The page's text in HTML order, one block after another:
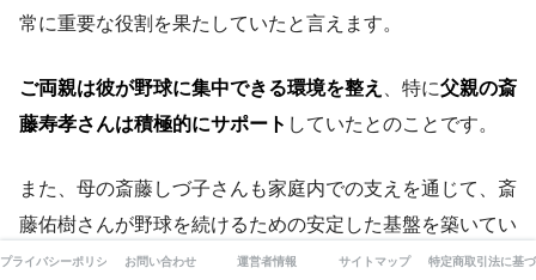
常に重要な役割を果たしていたと言えます。
ご両親は彼が野球に集中できる環境を整え 、特に父親の斎
藤寿孝さんは積極的にサポート していたとのことです。
また、母の斎藤しづ子さんも家庭内での支えを通じて、斎
藤佑樹さんが野球を続けるための安定した基盤を築いてい
ました。
プライバシーポリシー お問い合わせ 運営者情報 サイトマップ 特定商取引法に基